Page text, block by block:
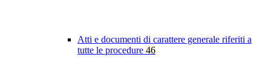
Atti e documenti di carattere generale riferiti a
tutte le procedure 46